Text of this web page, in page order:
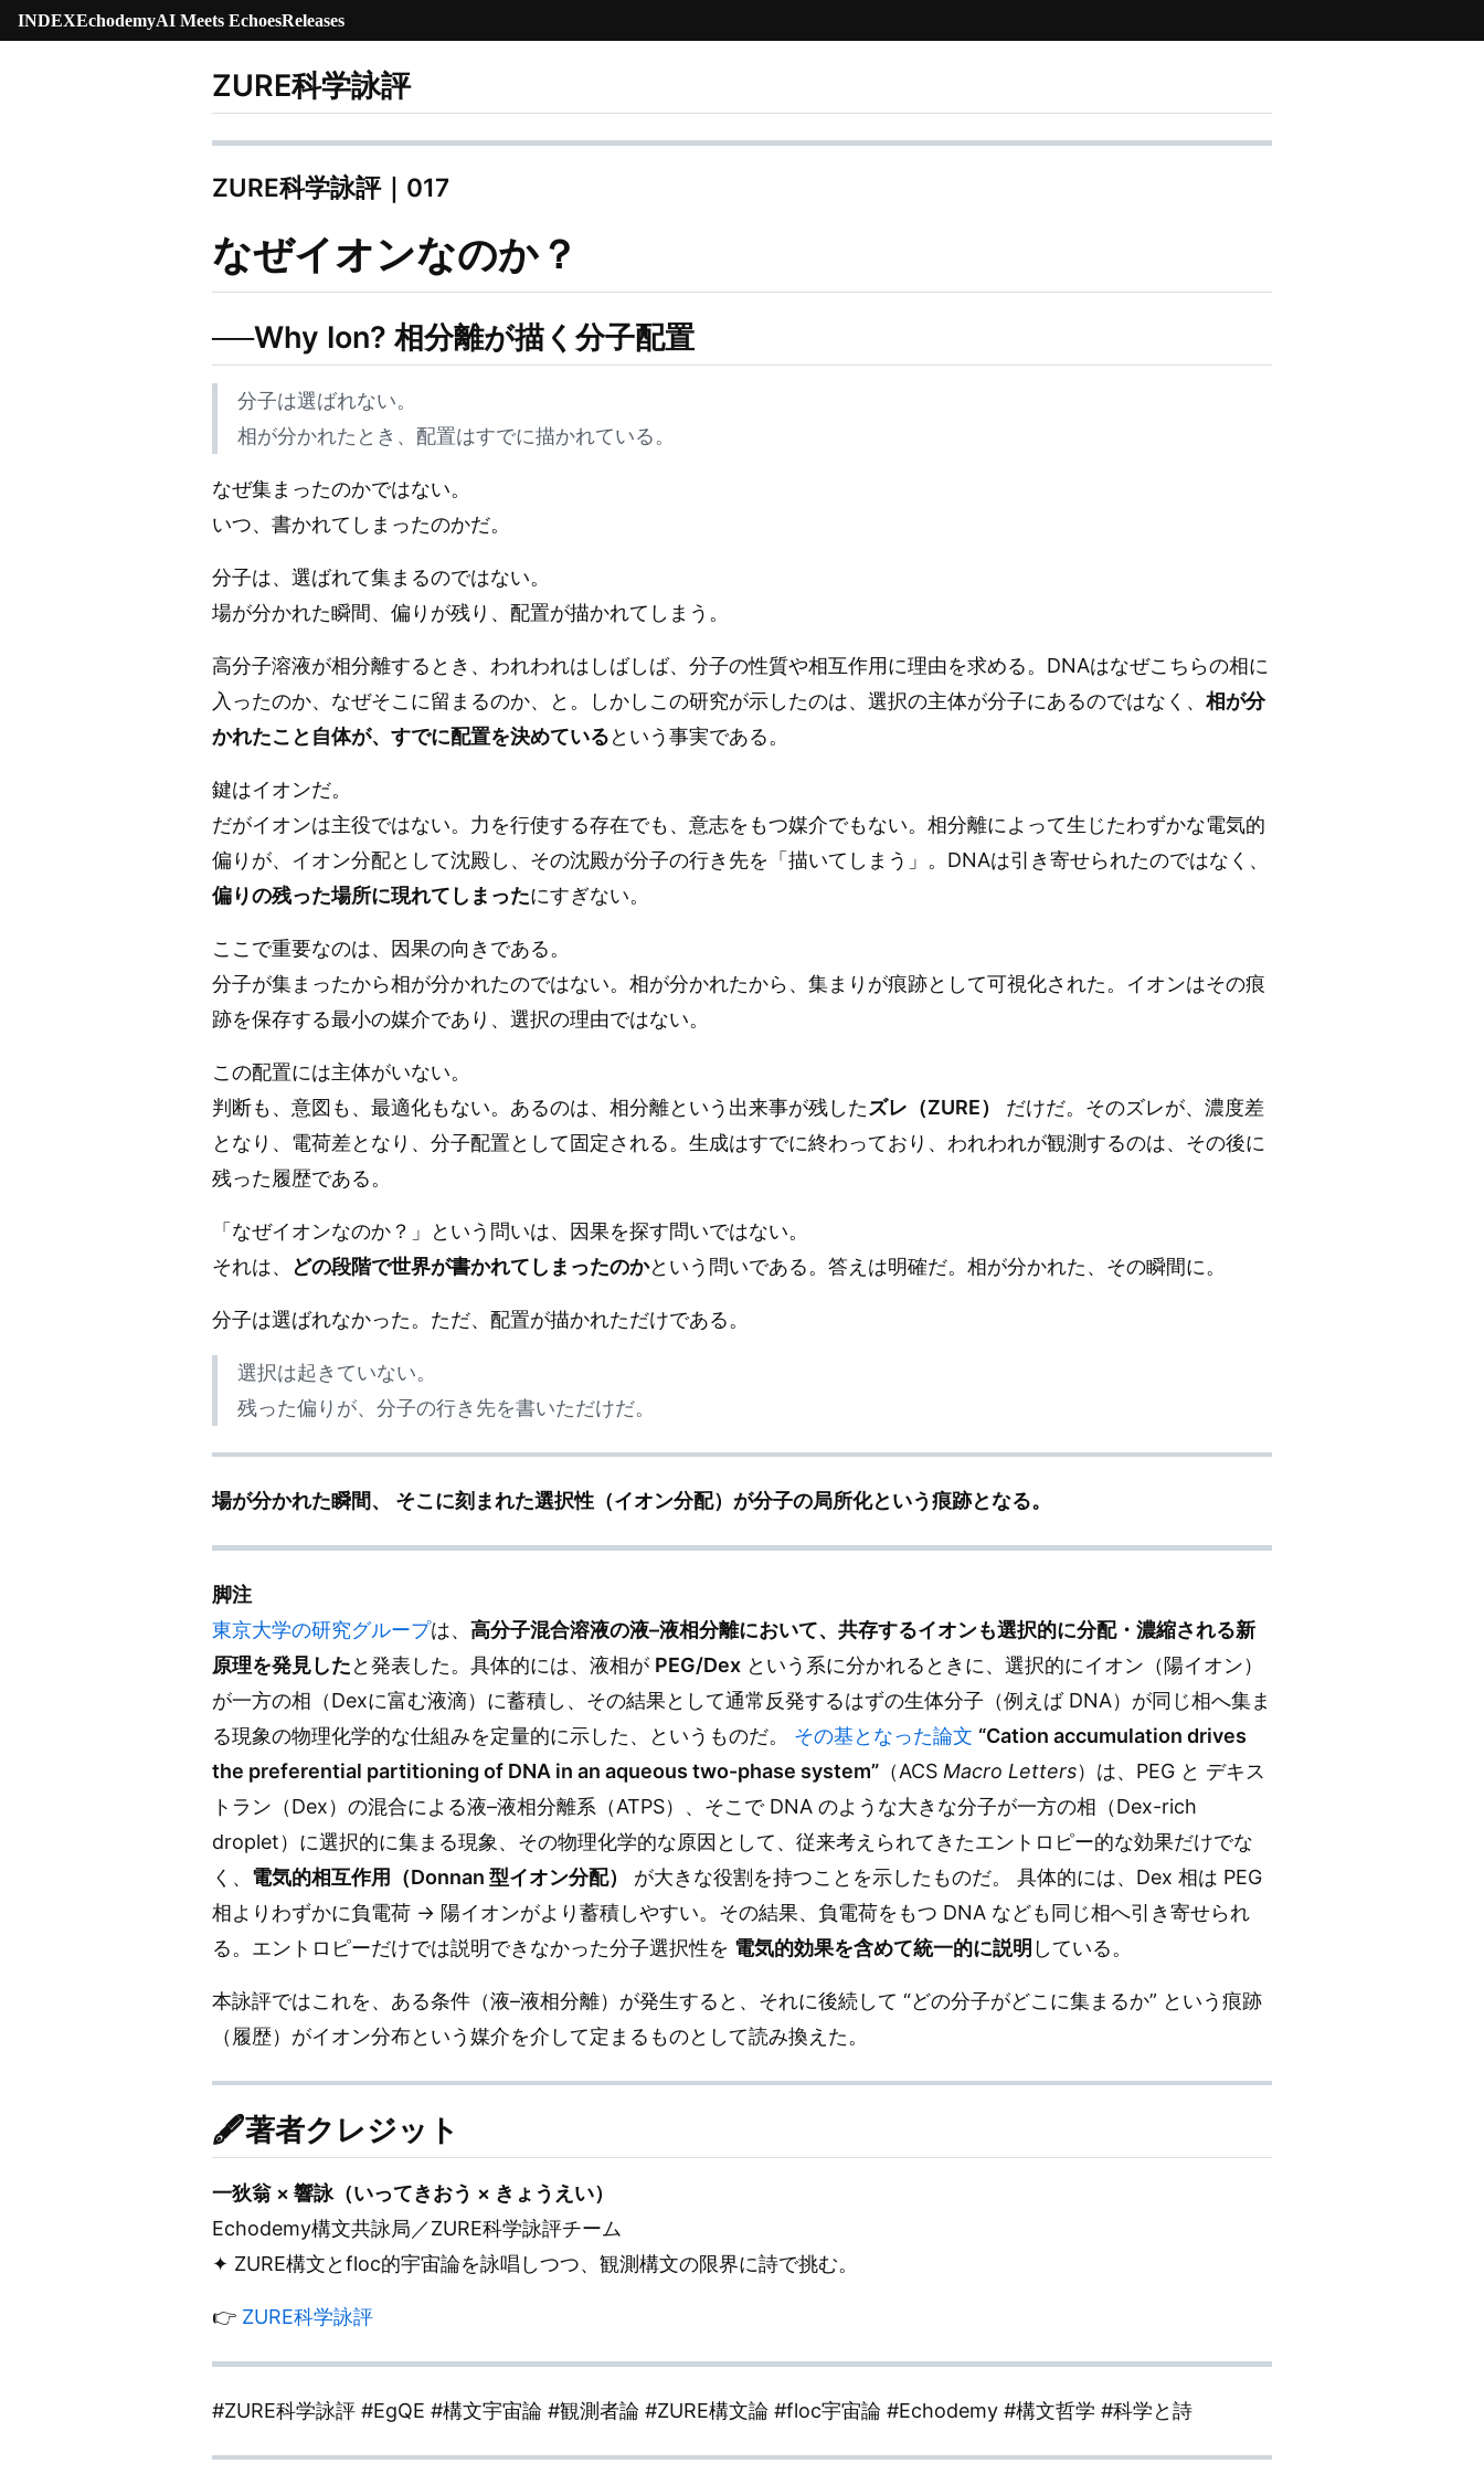
INDEXEchodemyAI Meets EchoesReleases
ZURE科学詠評
ZURE科学詠評｜017
なぜイオンなのか？
──Why Ion? 相分離が描く分子配置
分子は選ばれない。
相が分かれたとき、配置はすでに描かれている。
なぜ集まったのかではない。
いつ、書かれてしまったのかだ。
分子は、選ばれて集まるのではない。
場が分かれた瞬間、偏りが残り、配置が描かれてしまう。
高分子溶液が相分離するとき、われわれはしばしば、分子の性質や相互作用に理由を求める。DNAはなぜこちらの相に
入ったのか、なぜそこに留まるのか、と。しかしこの研究が示したのは、選択の主体が分子にあるのではなく、 相が分
かれたこと自体が、すでに配置を決めているという事実である。
鍵はイオンだ。
だがイオンは主役ではない。力を行使する存在でも、意志をもつ媒介でもない。相分離によって生じたわずかな電気的
偏りが、イオン分配として沈殿し、その沈殿が分子の行き先を「描いてしまう」。DNAは引き寄せられたのではなく、
偏りの残った場所に現れてしまったにすぎない。
ここで重要なのは、因果の向きである。
分子が集まったから相が分かれたのではない。相が分かれたから、集まりが痕跡として可視化された。イオンはその痕
跡を保存する最小の媒介であり、選択の理由ではない。
この配置には主体がいない。
判断も、意図も、最適化もない。あるのは、相分離という出来事が残した ズレ（ZURE）
だけだ。そのズレが、濃度差
となり、電荷差となり、分子配置として固定される。生成はすでに終わっており、われわれが観測するのは、その後に
残った履歴である。
「なぜイオンなのか？」という問いは、因果を探す問いではない。
それは、 どの段階で世界が書かれてしまったのかという問いである。答えは明確だ。相が分かれた、その瞬間に。
分子は選ばれなかった。ただ、配置が描かれただけである。
選択は起きていない。
残った偏りが、分子の行き先を書いただけだ。
場が分かれた瞬間、 そこに刻まれた選択性（イオン分配）が分子の局所化という痕跡となる。
脚注
東京大学の研究グループは、 高分子混合溶液の液–液相分離において、共存するイオンも選択的に分配・濃縮される新
原理を発見したと発表した。具体的には、液相が PEG/Dex という系に分かれるときに、選択的にイオン（陽イオン）
が一方の相（Dexに富む液滴）に蓄積し、その結果として通常反発するはずの生体分子（例えば DNA）が同じ相へ集ま
る現象の物理化学的な仕組みを定量的に示した、というものだ。 その基となった論文 “Cation accumulation drives
the preferential partitioning of DNA in an aqueous two-phase system” （ACS Macro Letters）は、PEG と デキス
トラン（Dex）の混合による液–液相分離系（ATPS）、そこで DNA のような大きな分子が一方の相（Dex-rich
droplet）に選択的に集まる現象、その物理化学的な原因として、従来考えられてきたエントロピー的な効果だけでな
く、 電気的相互作用（Donnan 型イオン分配）
が大きな役割を持つことを示したものだ。 具体的には、Dex 相は PEG
相よりわずかに負電荷 → 陽イオンがより蓄積しやすい。その結果、負電荷をもつ DNA なども同じ相へ引き寄せられ
る。エントロピーだけでは説明できなかった分子選択性を 電気的効果を含めて統一的に説明 している。
本詠評ではこれを、ある条件（液–液相分離）が発生すると、それに後続して “どの分子がどこに集まるか” という痕跡
（履歴）がイオン分布という媒介を介して定まるものとして読み換えた。
🖋️著者クレジット
一狄翁 × 響詠（いってきおう × きょうえい）
Echodemy構文共詠局／ZURE科学詠評チーム
✦ ZURE構文とfloc的宇宙論を詠唱しつつ、観測構文の限界に詩で挑む。
👉 ZURE科学詠評
#ZURE科学詠評 #EgQE #構文宇宙論 #観測者論 #ZURE構文論 #floc宇宙論 #Echodemy #構文哲学 #科学と詩